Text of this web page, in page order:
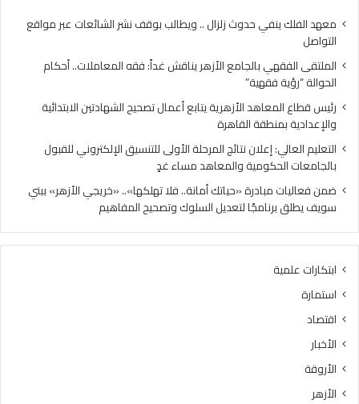
معهد الفلك ينفي حدوث زلزال .. ويطالب بوقف نشر الشائعات عبر مواقع
التواصل
الملتقى الفقهي بالجامع الأزهر يناقش غداً: فقه المعاملات.. أحكام
الحوالة “رؤية فقهية”
رئيس قطاع المعاهد الأزهرية يتابع أعمال تصحيح الشهادتين الابتدائية
والإعدادية بمنطقة القاهرة
التعليم العالي: إعلان نتائج المرحلة الأولى للتنسيق الإلكتروني للقبول
بالجامعات الحكومية والمعاهد مساء غدٍ
ضمن فعاليات مبادرة «حياتك أمانة.. فلا تهلكها».. «خريجي الأزهر» ببني
سويف يطلق برنامجًا لتعديل السلوك وتصحيح المفاهيم
ابتكارات علمية
استمارة
اقتصاد
الأخبار
الأروقة
الأزهر